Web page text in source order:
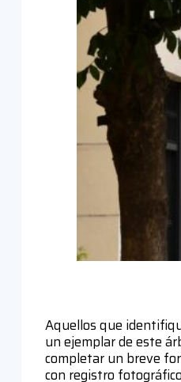
Aquellos que
un ejemplar de este
completar un breve
con registro